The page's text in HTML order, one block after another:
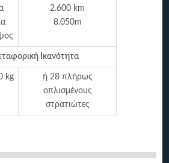
2.600 km
8.050m
Ικανότητα
kg
ή 28 πλήρως
οπλισμένους
στρατιώτες